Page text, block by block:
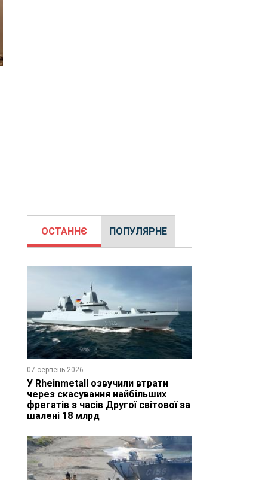
ОСТАННЄ ПОПУЛЯРНЕ
07 серпень 2026
У Rheinmetall озвучили втрати
через скасування найбільших
фрегатів з часів Другої світової за
шалені 18 млрд